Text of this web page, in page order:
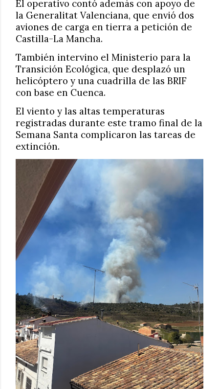
El operativo contó además con apoyo de
la Generalitat Valenciana, que envió dos
aviones de carga en tierra a petición de
Castilla-La Mancha.
También intervino el Ministerio para la
Transición Ecológica, que desplazó un
helicóptero y una cuadrilla de las BRIF
con base en Cuenca.
El viento y las altas temperaturas
registradas durante este tramo final de la
Semana Santa complicaron las tareas de
extinción.